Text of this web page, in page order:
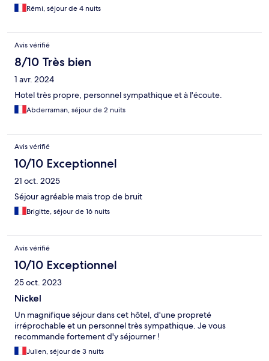
Rémi, séjour de 4 nuits
Avis vérifié
8/10 Très bien
1 avr. 2024
Hotel très propre, personnel sympathique et à l'écoute.
Abderraman, séjour de 2 nuits
Avis vérifié
10/10 Exceptionnel
21 oct. 2025
Séjour agréable mais trop de bruit
Brigitte, séjour de 16 nuits
Avis vérifié
10/10 Exceptionnel
25 oct. 2023
Nickel
Un magnifique séjour dans cet hôtel, d'une propreté
irréprochable et un personnel très sympathique. Je vous
recommande fortement d'y séjourner !
Julien, séjour de 3 nuits